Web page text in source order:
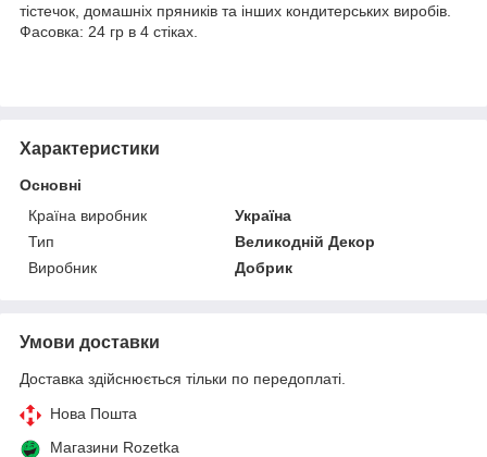
тістечок, домашніх пряників та інших кондитерських виробів.
Фасовка: 24 гр в 4 стіках.
Характеристики
Основні
Країна виробник
Україна
Тип
Великодній Декор
Виробник
Добрик
Умови доставки
Доставка здійснюється тільки по передоплаті.
Нова Пошта
Магазини Rozetka